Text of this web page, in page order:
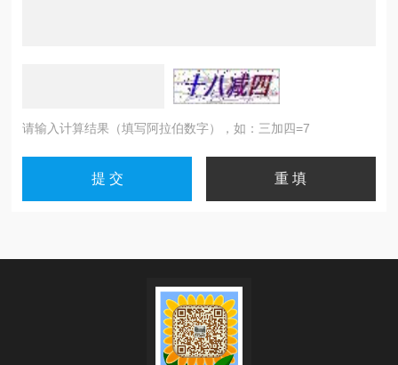
请输入计算结果（填写阿拉伯数字），如：三加四=7